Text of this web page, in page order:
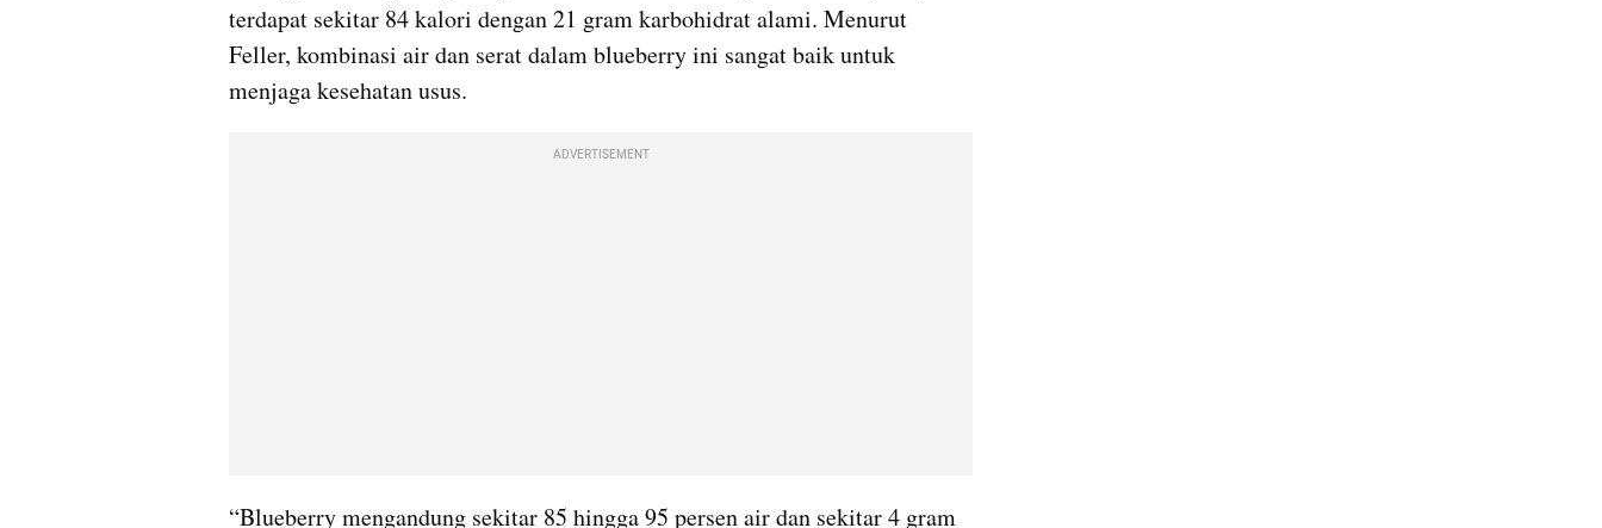
terdapat sekitar 84 kalori dengan 21 gram karbohidrat alami. Menurut
Feller, kombinasi air dan serat dalam blueberry ini sangat baik untuk
menjaga kesehatan usus.
ADVERTISEMENT
“Blueberry mengandung sekitar 85 hingga 95 persen air dan sekitar 4 gram